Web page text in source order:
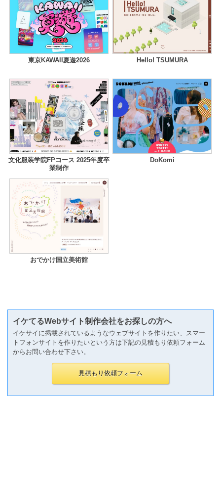
東京KAWAII夏遊2026 Hello! TSUMURA
文化服装学院FPコース 2025年度卒
業制作
DoKomi
おでかけ国立美術館
イケてるWebサイト制作会社をお探しの方へ
イケサイに掲載されているようなウェブサイトを作りたい、スマー
トフォンサイトを作りたいという方は下記の見積もり依頼フォーム
からお問い合わせ下さい。